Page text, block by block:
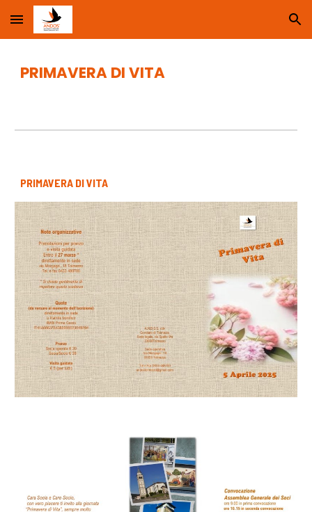
Skip to main content Skip to navigation
PRIMAVERA DI VITA
PRIMAVERA DI VITA